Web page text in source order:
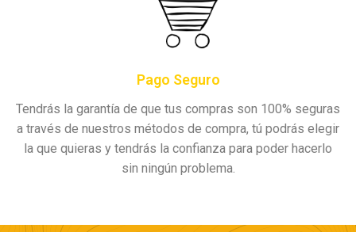
Pago Seguro
Tendrás la garantía de que tus compras son 100% seguras
a través de nuestros métodos de compra, tú podrás elegir
la que quieras y tendrás la confianza para poder hacerlo
sin ningún problema.